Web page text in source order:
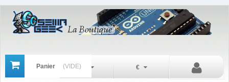
Panier (VIDE) €
Fr